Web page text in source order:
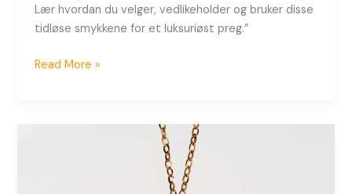
Lær hvordan du velger, vedlikeholder og bruker disse
tidløse smykkene for et luksuriøst preg.”
Read More »